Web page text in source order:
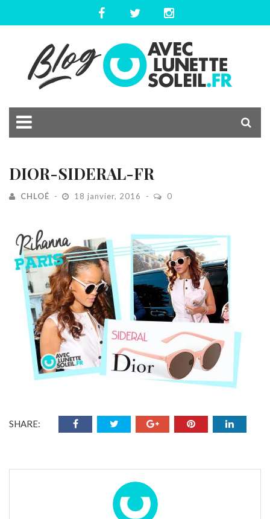
DIOR-SIDERAL-FR
CHLOÉ 18 janvier, 2016 0
SHARE: